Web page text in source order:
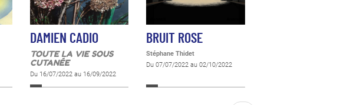
DAMIEN CADIO
TOUTE LA VIE SOUS
CUTANÉE
Du 16/07/2022 au 16/09/2022
BRUIT ROSE
Stéphane Thidet
Du 07/07/2022 au 02/10/2022